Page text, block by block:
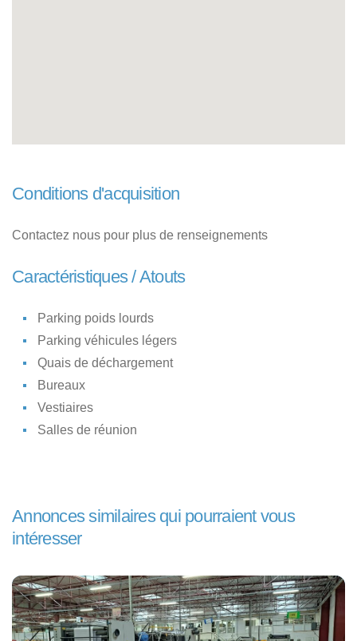
Conditions d'acquisition
Contactez nous pour plus de renseignements
Caractéristiques / Atouts
Parking poids lourds
Parking véhicules légers
Quais de déchargement
Bureaux
Vestiaires
Salles de réunion
Annonces similaires qui pourraient vous
intéresser